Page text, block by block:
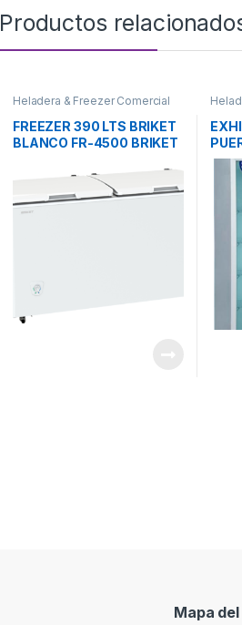
Productos
Heladera & Freezer Comercial
FREEZER 390 LTS BRIKET
BLANCO FR-4500 BRIKET
Mapa